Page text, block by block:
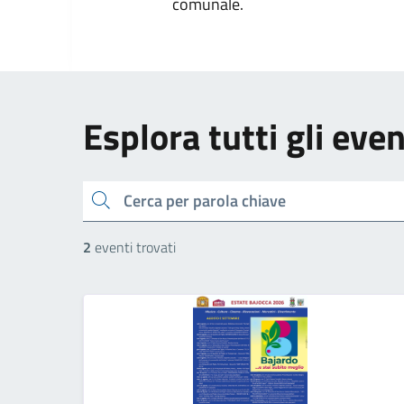
Esplora tutti gli
cerca
2 eventi trovati